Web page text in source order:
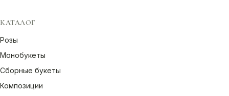
КАТАЛОГ
Розы
Монобукеты
Сборные букеты
Композиции